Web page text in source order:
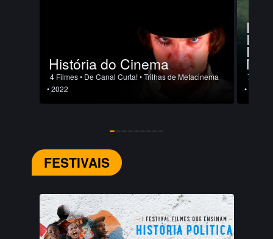
História do Cinema
4 Filmes• De Canal Curta!• Trilhas de Metacinema
• 2022
73
•
FESTIVAIS